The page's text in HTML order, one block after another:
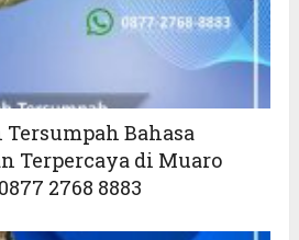
Bahasa
Terpercaya di Muaro
2768 8883